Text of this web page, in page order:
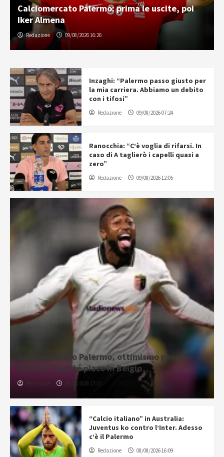
Calciomercato Palermo: prima le uscite, poi
Iker Almena
Redazione 09/08/2026 16:26
Inzaghi: “Palermo passo giusto per
la mia carriera. Abbiamo un debito
con i tifosi”
Redazione 09/08/2026 07:24
Ranocchia: “C’è voglia di rifarsi. In
caso di A taglierò i capelli quasi a
zero”
Redazione 09/08/2026 12:05
Calciomercato Palermo, ottimismo per
Almena. Diakité piace in Belgio
08/08/2026 17:15
“Calcio italiano” in Australia:
Juventus ko contro l’Inter. Adesso
c’è il Palermo
Redazione 08/08/2026 16:09